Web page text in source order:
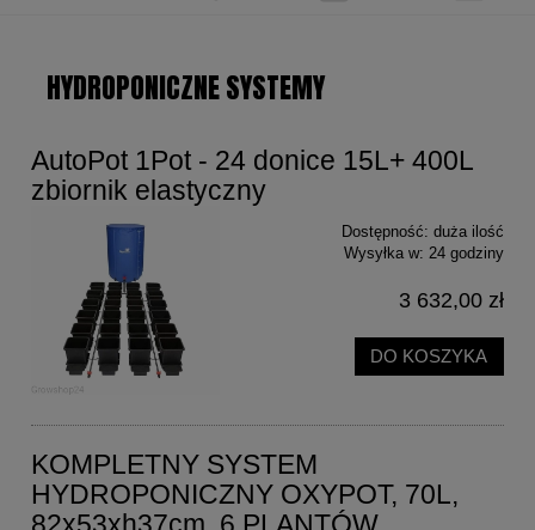
HYDROPONICZNE SYSTEMY
AutoPot 1Pot - 24 donice 15L+ 400L
zbiornik elastyczny
Dostępność: duża ilość
Wysyłka w: 24 godziny
3 632,00 zł
DO KOSZYKA
KOMPLETNY SYSTEM
HYDROPONICZNY OXYPOT, 70L,